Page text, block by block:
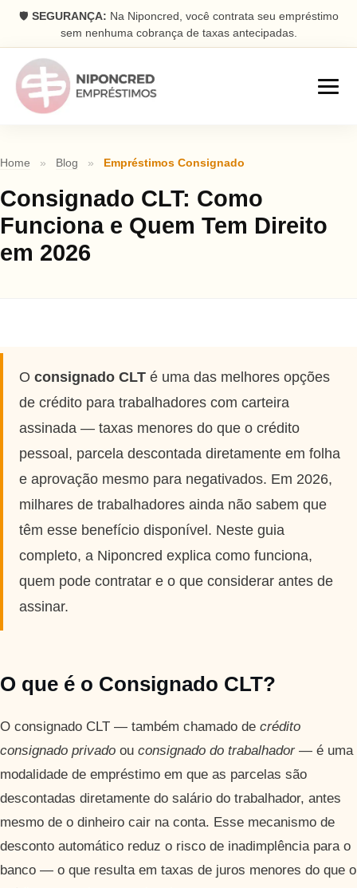
🛡️ SEGURANÇA: Na Niponcred, você contrata seu empréstimo
sem nenhuma cobrança de taxas antecipadas.
Consignado
Parcelas descontadas na folha
Dinheiro rápido na conta
Blog
Fale Conosco
Home » Blog » Empréstimos Consignado
Consignado CLT: Como
Funciona e Quem Tem Direito
em 2026
O consignado CLT é uma das melhores opções
de crédito para trabalhadores com carteira
assinada — taxas menores do que o crédito
pessoal, parcela descontada diretamente em folha
e aprovação mesmo para negativados. Em 2026,
milhares de trabalhadores ainda não sabem que
têm esse benefício disponível. Neste guia
completo, a Niponcred explica como funciona,
quem pode contratar e o que considerar antes de
assinar.
O que é o Consignado CLT?
O consignado CLT — também chamado de crédito
consignado privado ou consignado do trabalhador— é uma
modalidade de empréstimo em que as parcelas são
descontadas diretamente do salário do trabalhador, antes
mesmo de o dinheiro cair na conta. Esse mecanismo de
desconto automático reduz o risco de inadimplência para o
banco — o que resulta em taxas de juros menores do que o